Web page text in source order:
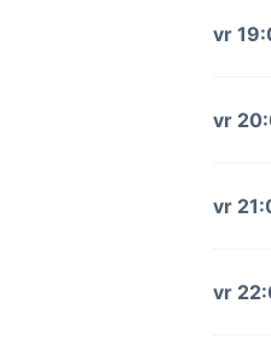
vr
vr
vr
vr